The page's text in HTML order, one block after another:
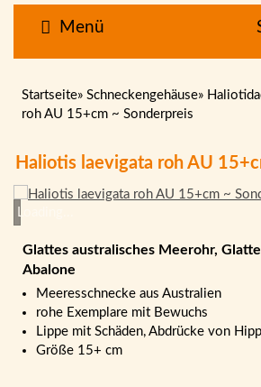
Menü
Startseite» Schneckengehäuse»
roh AU 15+cm ~ Sonderpreis
Haliotis laevigata roh AU
Loading...
Glattes australisches Meerohr,
Abalone
Meeresschnecke aus Australien
rohe Exemplare mit Bewuchs
Lippe mit Schäden, Abdrücke von
Größe 15+ cm